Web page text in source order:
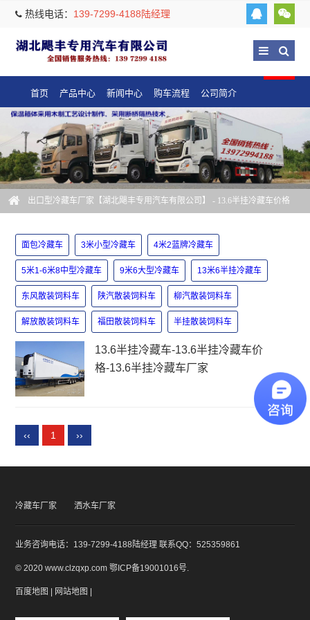
热线电话： 139-7299-4188陆经理
首页 产品中心 新闻中心 购车流程 公司简介
出口型冷藏车厂家【湖北飓丰专用汽车有限公司】 - 13.6半挂冷藏车价格
面包冷藏车 3米小型冷藏车 4米2蓝牌冷藏车
5米1-6米8中型冷藏车 9米6大型冷藏车 13米6半挂冷藏车
东风散装饲料车 陕汽散装饲料车 柳汽散装饲料车
解放散装饲料车 福田散装饲料车 半挂散装饲料车
13.6半挂冷藏车-13.6半挂冷藏车价
格-13.6半挂冷藏车厂家
‹‹ 1 ››
冷藏车厂家 洒水车厂家
业务咨询电话：139-7299-4188陆经理 联系QQ：525359861
© 2020 www.clzqxp.com鄂ICP备19001016号.
百度地图 网站地图